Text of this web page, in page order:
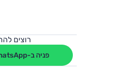
רוצים
פניה ב-WhatsApp